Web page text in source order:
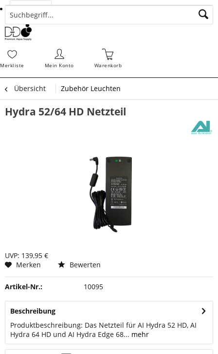
Suchen
Merkliste Mein Konto
Bestellungen Schnellerfassung
Warenkorb
Übersicht Zubehör Leuchten
Hydra 52/64 HD Netzteil
UVP: 139,95 €
Merken
Bewerten
Artikel-Nr.: 10095
Beschreibung
Produktbeschreibung: Das Netzteil für AI Hydra 52 HD, AI
Hydra 64 HD und AI Hydra Edge 68... mehr